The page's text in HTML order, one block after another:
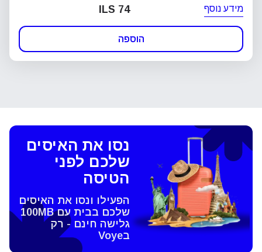
מידע נוסף ILS 74
הוספה
נסו את האיסים
שלכם לפני
הטיסה
הפעילו ונסו את האיסים
שלכם בבית עם 100MB
גלישה חינם - רק
בVoye